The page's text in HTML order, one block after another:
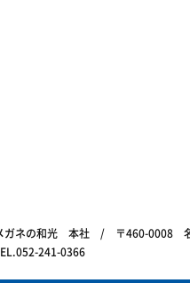
ガネの和光 本社 / 〒460-0008
241-0366